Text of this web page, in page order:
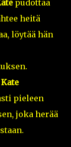
pudottaa
heitä
löytää hän
Kate
pieleen
joka herää